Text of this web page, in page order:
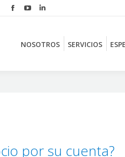
Facebook
opens
YouTube
opens
Linkedin
opens
NOSOTROS SERVICIOS
por su cuenta?